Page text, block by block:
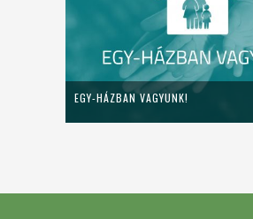
EGY-HÁZBAN VAGYUNK!